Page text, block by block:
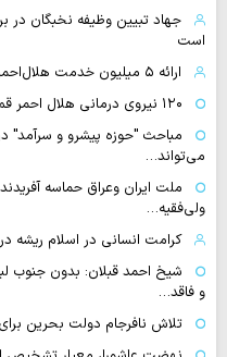
جهاد تبیین وظیفه نخبگان در
است
ارائه ۵ میلیون خدمت هلال‌احمر به زائران اربعین حسینی
۱۲۰ نیروی درمانی هلال احمر قم در طریق الحسین خدمت کردند
مباحث "حوزه پیشرو و سرآمد"
می‌تواند…
ملت ایران وعراق حماسه
ولی‌فقیه…
کرامت انسانی در اسلام ریشه
شیخ احمد قبلان: بدون جنوب
و فاقد…
تلاش نافرجام دولت بحرین